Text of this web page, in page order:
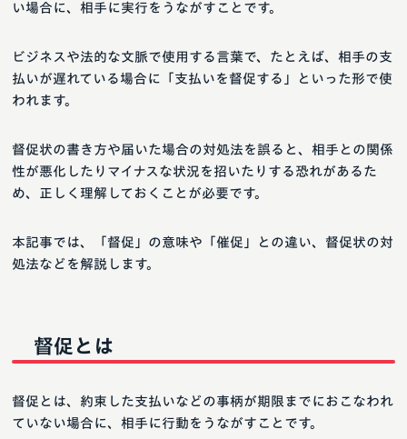
い場合に、相手に実行をうながすことです。
ビジネスや法的な文脈で使用する言葉で、たとえば、相手の支
払いが遅れている場合に「支払いを督促する」といった形で使
われます。
督促状の書き方や届いた場合の対処法を誤ると、相手との関係
性が悪化したりマイナスな状況を招いたりする恐れがあるた
め、正しく理解しておくことが必要です。
本記事では、「督促」の意味や「催促」との違い、督促状の対
処法などを解説します。
督促とは
督促とは、約束した支払いなどの事柄が期限までにおこなわれ
ていない場合に、相手に行動をうながすことです。